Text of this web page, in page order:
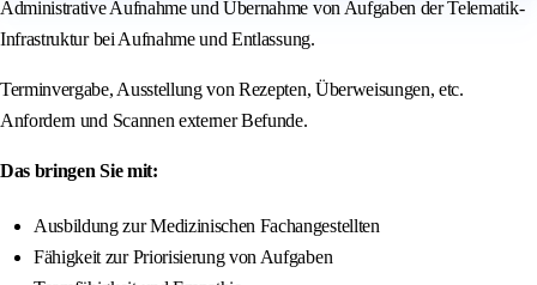
Administrative Aufnahme und Übernahme von Aufgaben der Telematik-
Infrastruktur bei Aufnahme und Entlassung.
Terminvergabe, Ausstellung von Rezepten, Überweisungen, etc.
Anfordern und Scannen externer Befunde.
Das bringen Sie mit:
Ausbildung zur Medizinischen Fachangestellten
Fähigkeit zur Priorisierung von Aufgaben